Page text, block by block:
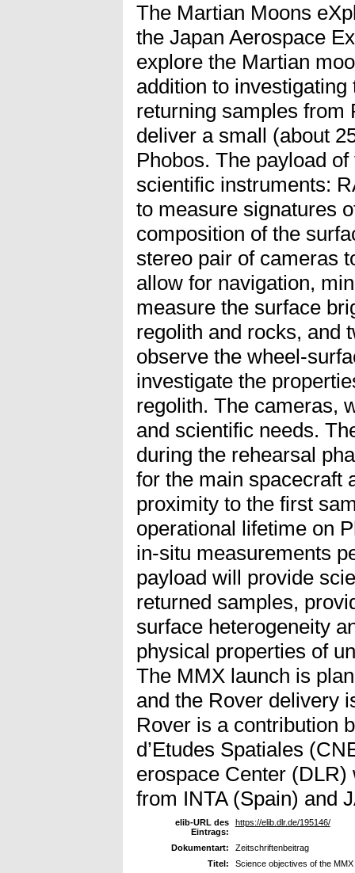
The Martian Moons
the Japan Aerospace
explore the Martian
addition to
returning samples from
deliver a small (about
Phobos. The payload
scientific instruments:
to measure signatures
composition of the
stereo pair of cameras
allow for navigation,
measure the surface
regolith and rocks, and
observe the wheel-
investigate the
regolith. The cameras,
and scientific needs.
during the rehearsal
for the main spacecraft
proximity to the first
operational lifetime on
in-situ measurements
payload will provide
returned samples,
surface heterogeneity
physical properties of
The MMX launch is
and the Rover delivery
Rover is a contribution
d’Etudes Spatiales
erospace Center
from INTA (Spain) and
elib-URL des
Eintrags:
https://elib.dlr.de/195146/
Dokumentart:
Zeitschriftenbeitrag
Titel:
Science objectives of the